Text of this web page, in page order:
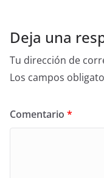
Deja una
Tu dirección de
Los campos
Comentario *